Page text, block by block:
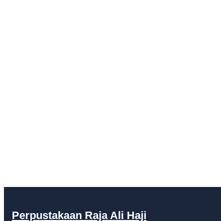
Perpustakaan Raja Ali Haji